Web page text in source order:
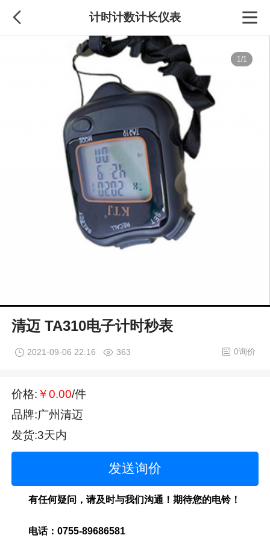
计时计数计长仪表
1/1
清迈 TA310电子计时秒表
2021-09-06 22:16 363 0询价
价格: ￥0.00/件
品牌:广州清迈
发货:3天内
发送询价
有任何疑问，请及时与我们沟通！期待您的电铃！
电话：0755-89686581